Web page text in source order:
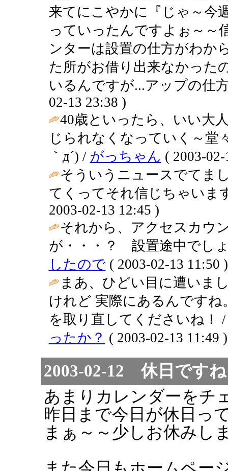
来てにこやかに『じゃ～今
っていったんですよぉ～～
ンターは設置の仕方がわか
た所がお借り出来なかった
いるんですが...アップの仕
02-13 23:38 )
40歳といったら、いい大
じられなくなっていく～堂
｀д´) / がっちゃん ( 2003-
そういうニュースでてま
てくってそれ信じちゃいま
2003-02-13 12:45 )
それから、アクセスカウ
が・・・？ 設置途中でし
したので( 2003-02-13 11:50 )
まあ、ひどい目に遭いま
けれど 実際にあるんです
を取り直してくださいね！
ったか？ ( 2003-02-13 11:49 )
2003-02-12 休日ですね
あまりカレンダーをチ
昨日まで今日が休日っ
まぁ～～少しお休みし